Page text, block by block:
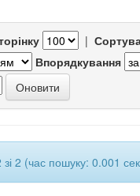
|
Впорядкування
зі 2 (час пошуку: 0.001